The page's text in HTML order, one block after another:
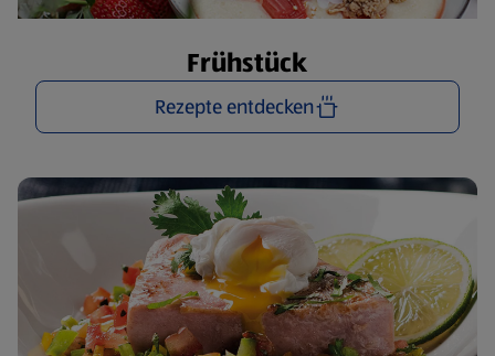
Frühstück
Rezepte entdecken